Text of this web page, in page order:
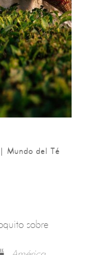
| Mundo del Té
sobre